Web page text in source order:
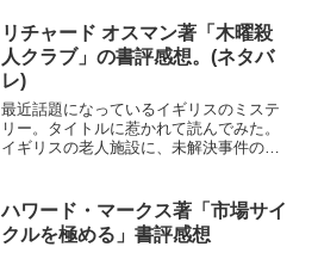
となる。巻末には時刻表まで添付されて
いて、さあどうぞとクイズを...
リチャード オスマン著「木曜殺
人クラブ」の書評感想。(ネタバ
レ)
最近話題になっているイギリスのミステ
リー。タイトルに惹かれて読んでみた。
イギリスの老人施設に、未解決事件の調
す。引退老人たちが主役で、ユーモラス
なミステリー。お気楽な安...
ハワード・マークス著「市場サイ
クルを極める」書評感想